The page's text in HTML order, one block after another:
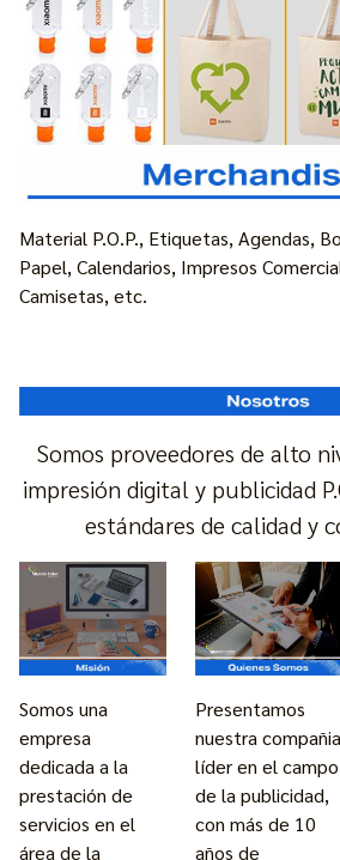
Material P.O.P., Etiquetas, Agendas,
Papel, Calendarios, Impresos
Camisetas, etc.
Somos proveedores de alto
impresión digital y publicidad
estándares de calidad y
Somos una
empresa
dedicada a la
prestación de
servicios en el
área de la
Presentamos
nuestra compañia
líder en el campo
de la publicidad,
con más de 10
años de